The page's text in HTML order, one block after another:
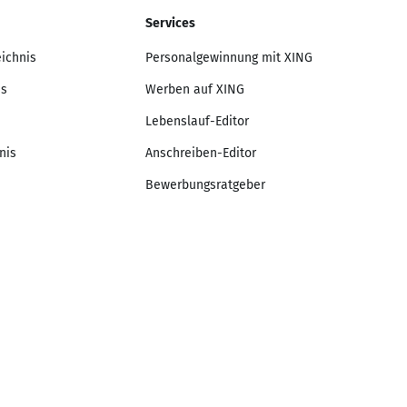
Services
Personalgewinnung mit XING
Werben auf XING
Lebenslauf-Editor
Anschreiben-Editor
Bewerbungsratgeber